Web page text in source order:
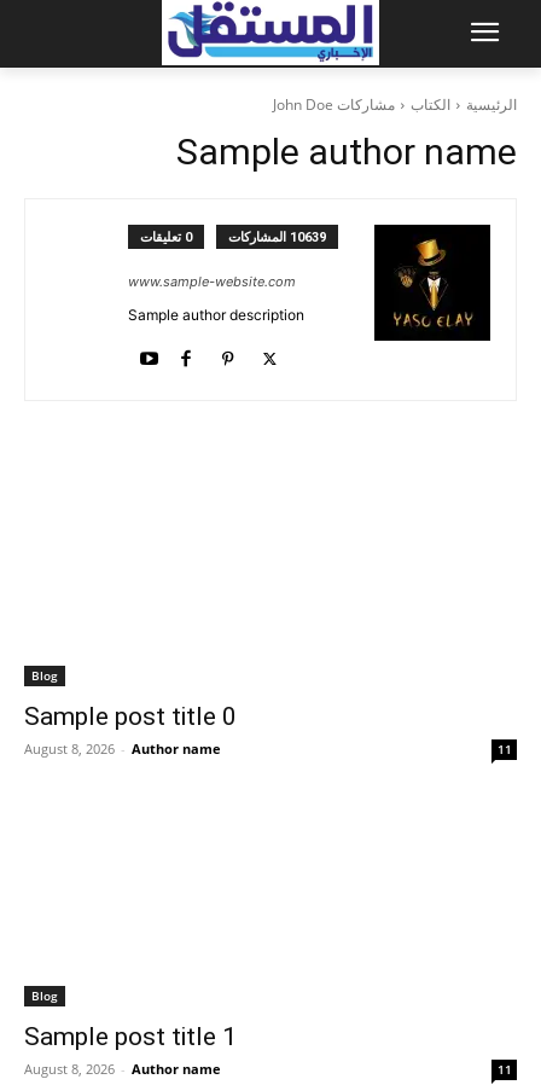
الرئيسية الكتاب مشاركات John Doe
Sample author name
10639 المشاركات 0 تعليقات
www.sample-website.com
Sample author description
Blog
Sample post title 0
Author name
-
August 8, 2026 11
Blog
Sample post title 1
Author name
-
August 8, 2026 11